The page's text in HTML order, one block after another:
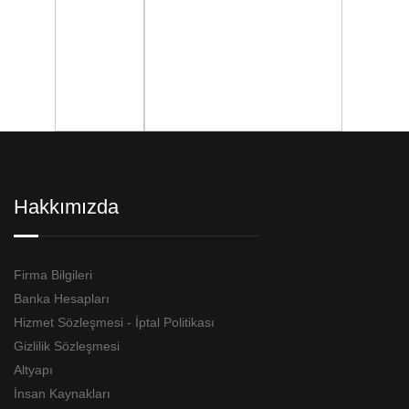
Hakkımızda
Firma Bilgileri
Banka Hesapları
Hizmet Sözleşmesi - İptal Politikası
Gizlilik Sözleşmesi
Altyapı
İnsan Kaynakları